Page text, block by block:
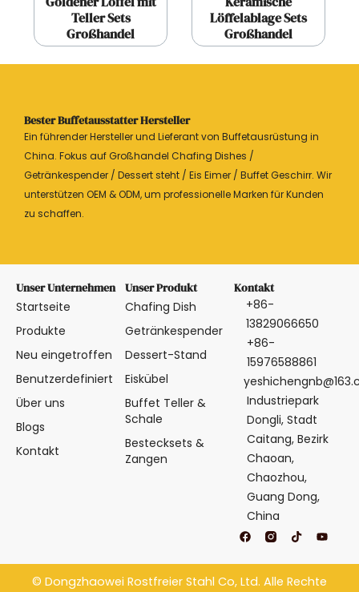
Teller Sets
Großhandel
Löffelablage Sets
Großhandel
Bester Buffetausstatter Hersteller
Ein führender Hersteller und Lieferant von Buffetausrüstung in
China. Fokus auf Großhandel Chafing Dishes /
Getränkespender / Dessert steht / Eis Eimer / Buffet Geschirr. Wir
unterstützen OEM & ODM, um professionelle Marken für Kunden
zu schaffen.
Unser Unternehmen
Startseite
Produkte
Neu eingetroffen
Benutzerdefiniert
Über uns
Blogs
Kontakt
Unser Produkt
Chafing Dish
Getränkespender
Dessert-Stand
Eiskübel
Buffet Teller &
Schale
Bestecksets &
Zangen
Kontakt
+86-
13829066650
+86-
15976588861
Industriepark
Dongli, Stadt
Caitang, Bezirk
Chaoan,
Chaozhou,
Guang Dong,
China
F
a
e
b
o
T
i
t
o
k
Y
o
t
u
b
© Dongzhaowei Rostfreier Stahl Co, Ltd. Alle Rechte